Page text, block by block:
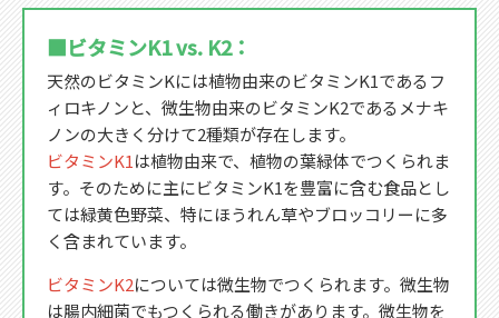
■ビタミンK1 vs. K2：
天然のビタミンKには植物由来のビタミンK1であるフ
ィロキノンと、微生物由来のビタミンK2であるメナキ
ノンの大きく分けて2種類が存在します。
ビタミンK1は植物由来で、植物の葉緑体でつくられま
す。そのために主にビタミンK1を豊富に含む食品とし
ては緑黄色野菜、特にほうれん草やブロッコリーに多
く含まれています。
ビタミンK2については微生物でつくられます。微生物
は腸内細菌でもつくられる働きがあります。微生物を